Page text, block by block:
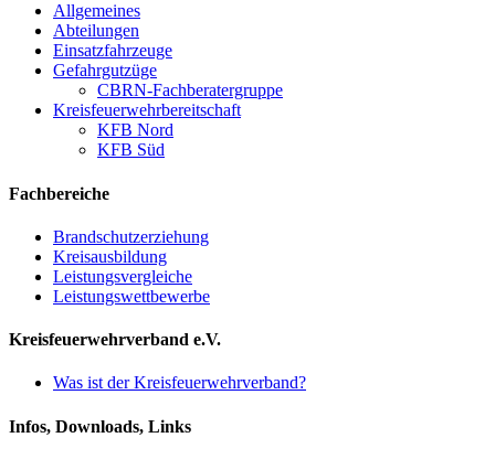
Allgemeines
Abteilungen
Einsatzfahrzeuge
Gefahrgutzüge
CBRN-Fachberatergruppe
Kreisfeuerwehrbereitschaft
KFB Nord
KFB Süd
Fachbereiche
Brandschutzerziehung
Kreisausbildung
Leistungsvergleiche
Leistungswettbewerbe
Kreisfeuerwehrverband e.V.
Was ist der Kreisfeuerwehrverband?
Infos, Downloads, Links